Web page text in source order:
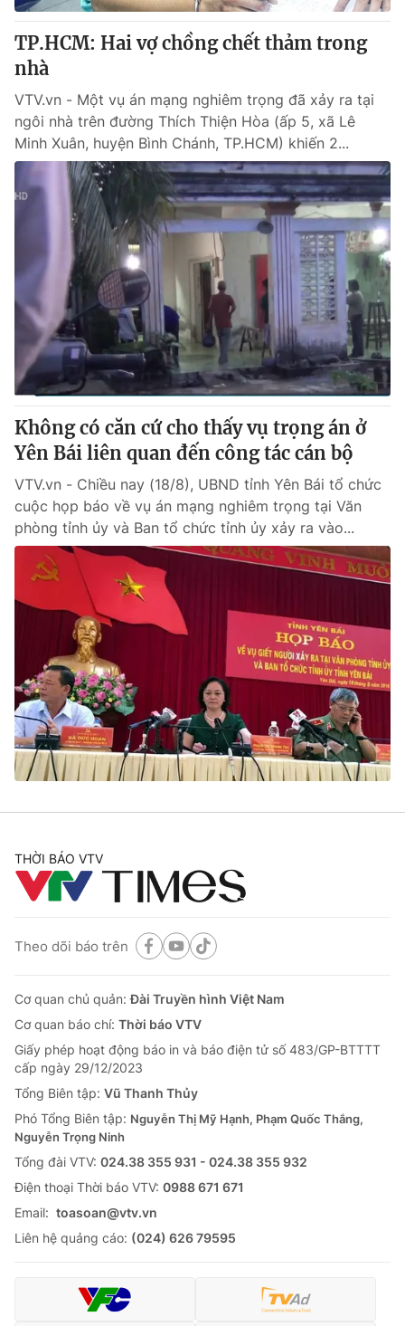
TP.HCM: Hai vợ chồng chết thảm trong
nhà
VTV.vn - Một vụ án mạng nghiêm trọng đã xảy ra tại
ngôi nhà trên đường Thích Thiện Hòa (ấp 5, xã Lê
Minh Xuân, huyện Bình Chánh, TP.HCM) khiến 2...
Không có căn cứ cho thấy vụ trọng án ở
Yên Bái liên quan đến công tác cán bộ
VTV.vn - Chiều nay (18/8), UBND tỉnh Yên Bái tổ chức
cuộc họp báo về vụ án mạng nghiêm trọng tại Văn
phòng tỉnh ủy và Ban tổ chức tỉnh ủy xảy ra vào...
THỜI BÁO VTV
Theo dõi báo trên
Cơ quan chủ quản:Đài Truyền hình Việt Nam
Cơ quan báo chí: Thời báo VTV
Giấy phép hoạt động báo in và báo điện tử số 483/GP-BTTTT
cấp ngày 29/12/2023
Tổng Biên tập: Vũ Thanh Thủy
Phó Tổng Biên tập: Nguyễn Thị Mỹ Hạnh, Phạm Quốc Thắng,
Nguyễn Trọng Ninh
Tổng đài VTV: 024.38 355 931 - 024.38 355 932
Ðiện thoại Thời báo VTV: 0988 671 671
Email: toasoan@vtv.vn
Liên hệ quảng cáo: (024) 626 79595